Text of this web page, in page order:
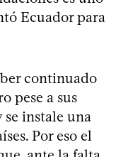
Ecuador para
continuado
pese a sus
se instale una
Por eso el